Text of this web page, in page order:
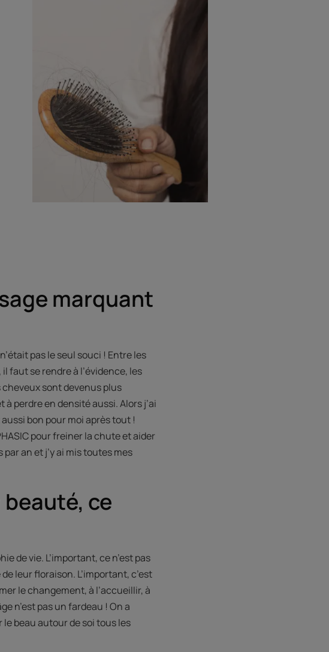
marquant
pas le seul souci ! Entre les
faut se rendre à l’évidence, les
cheveux sont devenus plus
perdre en densité aussi. Alors j’ai
bon pour moi après tout !
pour freiner la chute et aider
an et j’y ai mis toutes mes
ce
de vie. L’important, ce n’est pas
leur floraison. L’important, c’est
le changement, à l’accueillir, à
n’est pas un fardeau ! On a
beau autour de soi tous les